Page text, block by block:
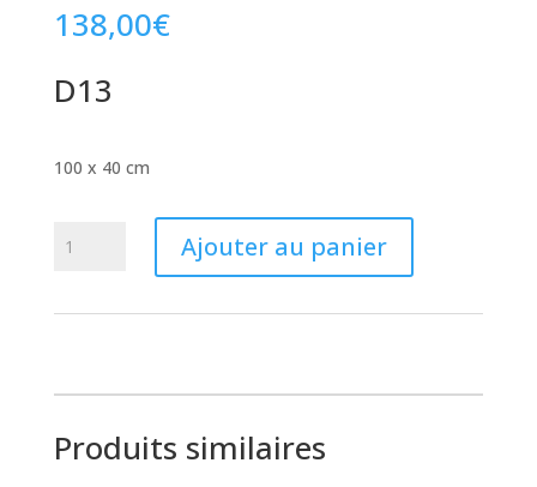
138,00€
D13
100 x 40 cm
Ajouter au panier
Produits similaires